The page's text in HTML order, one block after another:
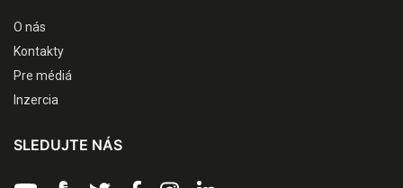
O nás
Kontakty
Pre médiá
Inzercia
SLEDUJTE NÁS